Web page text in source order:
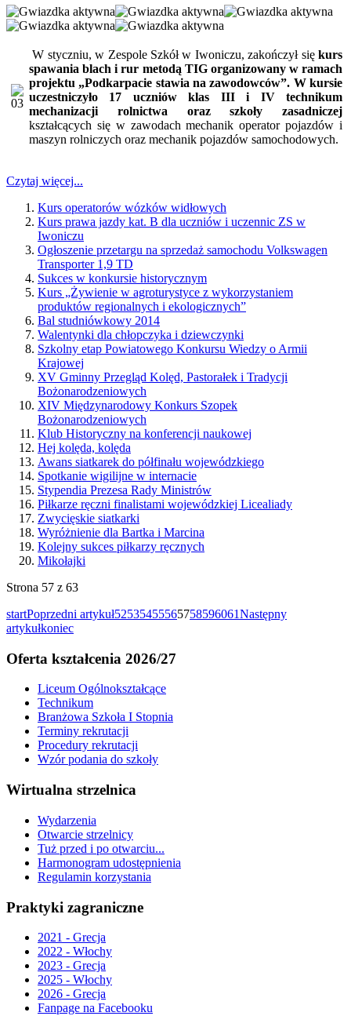
W styczniu, w Zespole Szkół w Iwoniczu, zakończył się kurs
spawania blach i rur metodą TIG organizowany w ramach
projektu „Podkarpacie stawia na zawodowców”. W kursie
uczestniczyło 17 uczniów klas III i IV technikum
mechanizacji rolnictwa oraz szkoły zasadniczej
kształcących się w zawodach mechanik operator pojazdów i
maszyn rolniczych oraz mechanik pojazdów samochodowych.
Czytaj więcej...
Kurs operatorów wózków widłowych
Kurs prawa jazdy kat. B dla uczniów i uczennic ZS w
Iwoniczu
Ogłoszenie przetargu na sprzedaż samochodu Volkswagen
Transporter 1,9 TD
Sukces w konkursie historycznym
Kurs „Żywienie w agroturystyce z wykorzystaniem
produktów regionalnych i ekologicznych”
Bal studniówkowy 2014
Walentynki dla chłopczyka i dziewczynki
Szkolny etap Powiatowego Konkursu Wiedzy o Armii
Krajowej
XV Gminny Przegląd Kolęd, Pastorałek i Tradycji
Bożonarodzeniowych
XIV Międzynarodowy Konkurs Szopek
Bożonarodzeniowych
Klub Historyczny na konferencji naukowej
Hej kolęda, kolęda
Awans siatkarek do półfinału wojewódzkiego
Spotkanie wigilijne w internacie
Stypendia Prezesa Rady Ministrów
Piłkarze ręczni finalistami wojewódzkiej Licealiady
Zwycięskie siatkarki
Wyróżnienie dla Bartka i Marcina
Kolejny sukces piłkarzy ręcznych
Mikołajki
Strona 57 z 63
startPoprzedni artykuł52535455565758596061Następny
artykułkoniec
Oferta kształcenia 2026/27
Liceum Ogólnokształcące
Technikum
Branżowa Szkoła I Stopnia
Terminy rekrutacji
Procedury rekrutacji
Wzór podania do szkoły
Wirtualna strzelnica
Wydarzenia
Otwarcie strzelnicy
Tuż przed i po otwarciu...
Harmonogram udostępnienia
Regulamin korzystania
Praktyki zagraniczne
2021 - Grecja
2022 - Włochy
2023 - Grecja
2025 - Włochy
2026 - Grecja
Fanpage na Facebooku